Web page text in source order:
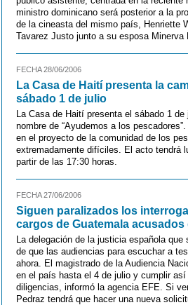
ministro dominicano será posterior a la
de la cineasta del mismo país, Henriette
Tavarez Justo junto a su esposa Minerva
FECHA 28/06/2006
La Casa de Haití presenta la
sábado 1 de julio
La Casa de Haití presenta el sábado 1
nombre de “Ayudemos a los
en el proyecto de la comunidad de los
extremadamente difíciles. El acto tendrá
partir de las 17:30 horas.
FECHA 27/06/2006
Siguen paralizados los
cargos de Guatemala
La delegación de la justicia española
de que las audiencias para escuchar a
ahora. El magistrado de la Audiencia
en el país hasta el 4 de julio y cumplir
diligencias, informó la agencia EFE. Si
Pedraz tendrá que hacer una nueva